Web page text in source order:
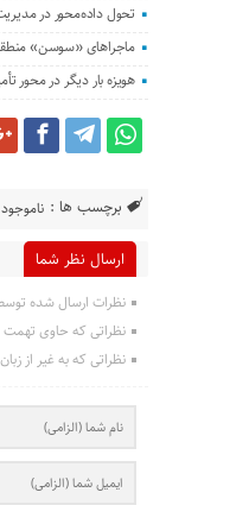
تحول داده‌محور در
ماجراهای «سوسن» منطقه
هویزه بار دیگر در محور
برچسب ها : ناموجود
ارسال نظر شما
نظرات ارسال شده
نظراتی که حاوی تهمت
نظراتی که به غیر از